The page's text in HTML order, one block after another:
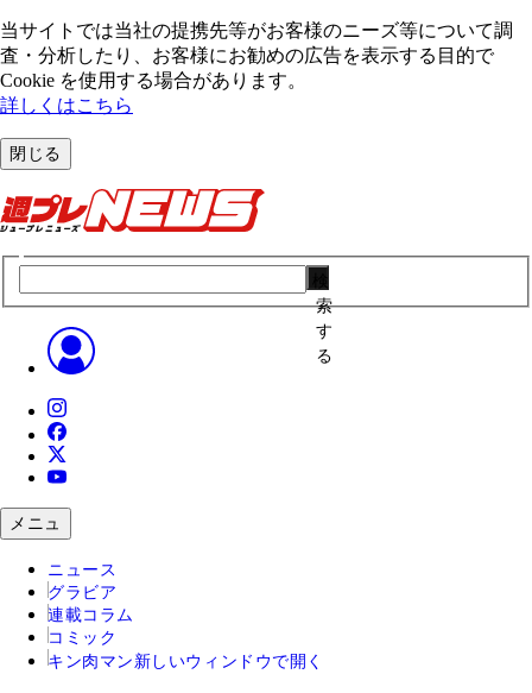
当サイトでは当社の提携先等がお客様のニーズ等について調
査・分析したり、お客様にお勧めの広告を表⽰する⽬的で
Cookie を使⽤する場合があります。
詳しくはこちら
閉じる
索
す
る
メニュ
ニュース
グラビア
連載コラム
コミック
キン肉マン 新しいウィンドウで開く